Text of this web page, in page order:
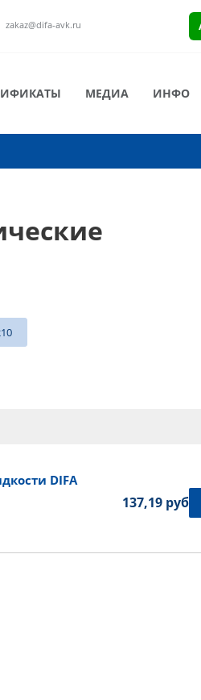
zakaz@difa-avk.ru
МЕДИА ИНФО
DIFA
137,19 руб.